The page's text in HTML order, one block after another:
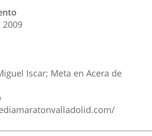
2009
Iscar; Meta en Acera de